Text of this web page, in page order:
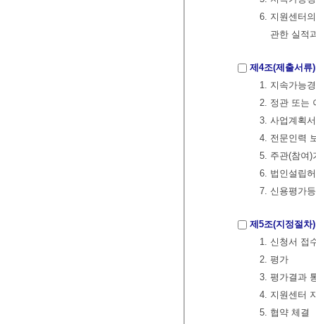
6. 지원센터
관한 실적
제4조(제출서류)
1. 지속가능
2. 정관 또는
3. 사업계획
4. 전문인력
5. 주관(참여
6. 법인설립
7. 신용평가
제5조(지정절차)
1. 신청서 접
2. 평가
3. 평가결과
4. 지원센터
5. 협약 체결